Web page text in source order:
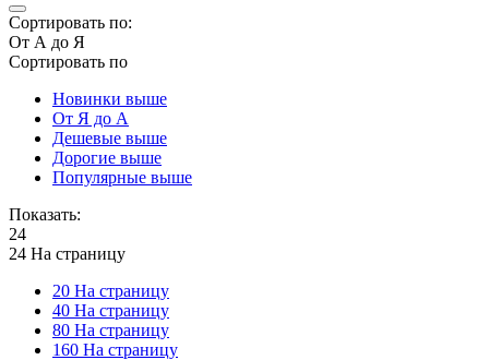
Сортировать по:
От А до Я
Сортировать по
Новинки выше
От Я до А
Дешевые выше
Дорогие выше
Популярные выше
Показать:
24
24 На страницу
20 На страницу
40 На страницу
80 На страницу
160 На страницу